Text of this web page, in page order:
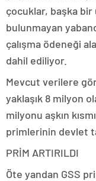
çocuklar, başka bir
bulunmayan
çalışma ödeneği
dahil ediliyor.
Mevcut verilere
yaklaşık 8 milyon
milyonu aşkın
primlerinin devlet
PRİM ARTIRILDI
Öte yandan GSS